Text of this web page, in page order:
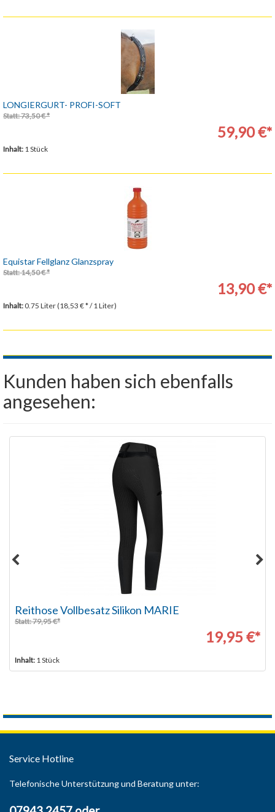
LONGIERGURT- PROFI-SOFT
Statt: 73,50 € *
59,90 €*
Inhalt: 1 Stück
Equistar Fellglanz Glanzspray
Statt: 14,50 € *
13,90 €*
Inhalt: 0.75 Liter (18,53 € * / 1 Liter)
Kunden haben sich ebenfalls
angesehen:
Reithose Vollbesatz Silikon MARIE
Statt: 79,95 €*
19,95 €*
Inhalt: 1 Stück
Service Hotline
Telefonische Unterstützung und Beratung unter: